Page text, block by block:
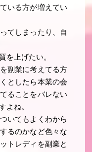
いる方が増えてい
てしまったり、自
を上げたい。
副業に考えてる方
としたら本業の会
ることをバレない
よね。
いてもよくわから
るのかなど色々な
トレディを副業と